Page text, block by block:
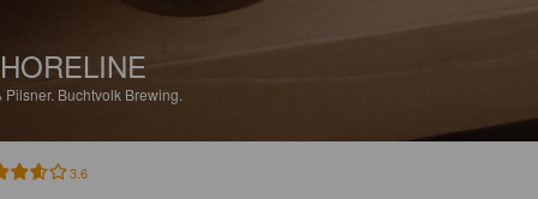
Pilsner. Buchtvolk Brewing.
3.6